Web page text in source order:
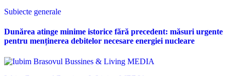
Subiecte generale
Dunărea atinge minime istorice fără precedent: măsuri urgente
pentru menținerea debitelor necesare energiei nucleare